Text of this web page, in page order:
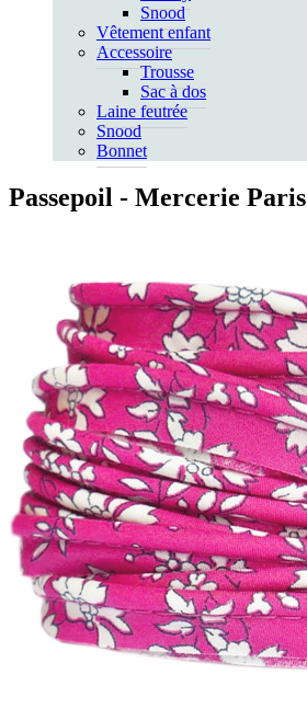
Snood
Vêtement enfant
Accessoire
Trousse
Sac à dos
Laine feutrée
Snood
Bonnet
Passepoil - Mercerie Paris